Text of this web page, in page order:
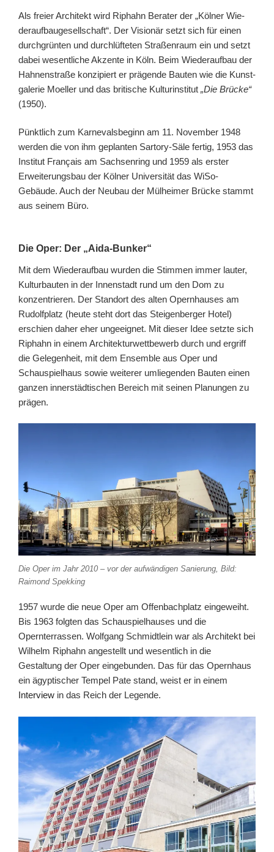
Als freier Architekt wird Riphahn Berater der „Köl­ner Wie­
der­auf­bau­ge­sell­schaft“. Der Visionär setzt sich für einen
durch­grün­ten und durch­lüf­te­ten Stra­ßen­rau­m ein und setzt
dabei wesentliche Akzente in Köln. Beim Wiederaufbau der
Hahnenstraße konzipiert er prägende Bauten wie die Kunst­
ga­le­rie Mo­el­ler und das bri­ti­sche Kul­tur­in­sti­tut „Die Brü­cke“
(1950).
Pünktlich zum Karnevalsbeginn am 11. November 1948
werden die von ihm geplanten Sartory-Säle fertig, 1953 das
Institut Français am Sachsenring und 1959 als erster
Erweiterungsbau der Kölner Universität das WiSo-
Gebäude. Auch der Neubau der Mülheimer Brücke stammt
aus seinem Büro.
Die Oper: Der „Aida-Bunker“
Mit dem Wiederaufbau wurden die Stimmen immer lauter,
Kulturbauten in der Innenstadt rund um den Dom zu
konzentrieren. Der Standort des alten Opernhauses am
Rudolfplatz (heute steht dort das Steigenberger Hotel)
erschien daher eher ungeeignet. Mit dieser Idee setzte sich
Riphahn in einem Architekturwettbewerb durch und ergriff
die Gelegenheit, mit dem Ensemble aus Oper und
Schauspielhaus sowie weiterer umliegenden Bauten ei­nen
gan­zen in­nerstäd­ti­schen Be­reich mit sei­nen Planun­gen zu
prägen.
Die Oper im Jahr 2010 – vor der aufwändigen Sanierung, Bild:
Raimond Spekking
1957 wurde die neue Oper am Offenbachplatz eingeweiht.
Bis 1963 folgten das Schau­spiel­hau­ses und die
Opernterras­sen. Wolfgang Schmidtlein war als Architekt bei
Wilhelm Riphahn angestellt und wesentlich in die
Gestaltung der Oper eingebunden. Das für das Opernhaus
ein ägyptischer Tempel Pate stand, weist er in einem
Interview in das Reich der Legende.